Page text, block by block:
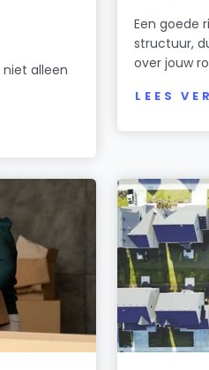
alleen
Een goede
structuur,
over jouw
LEES